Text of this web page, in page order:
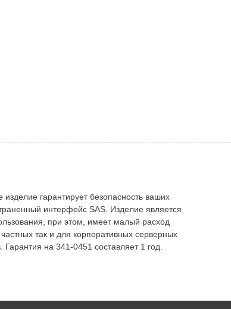
гарантирует безопасность ваших
интерфейс SAS. Изделие является
при этом, имеет малый расход
так и для корпоративных серверных
на 341-0451 составляет 1 год.